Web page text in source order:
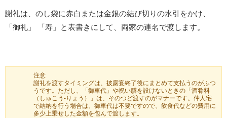
謝礼は、のし袋に赤白または金銀の結び切りの水引をかけ、
「御礼」 「寿」と表書きにして、両家の連名で渡します。
注意
謝礼を渡すタイミングは、披露宴終了後にまとめて支払うのがふつ
うです。ただし、「御車代」や祝い膳を設けないときの「酒肴料
（しゅこう‐りょう）」は、そのつど渡すのがマナーです。仲人宅
で結納を行う場合は、御車代は不要ですので、飲食代などの費用に
多少上乗せした金額を包んで渡します。